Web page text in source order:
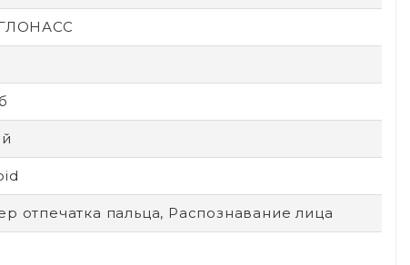
ГЛОНАСС
отпечатка пальца, Распознавание лица